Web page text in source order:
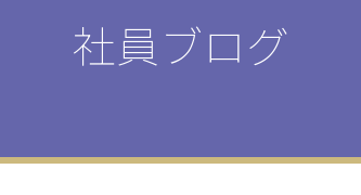
社員ブログ